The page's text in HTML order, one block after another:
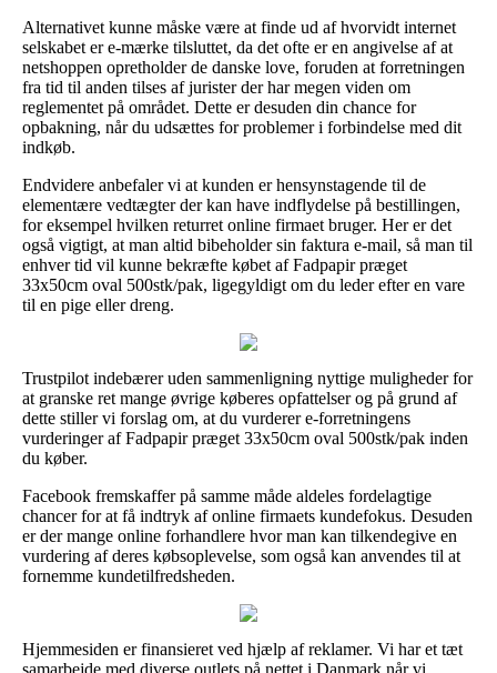
Alternativet kunne måske være at finde ud af hvorvidt internet
selskabet er e-mærke tilsluttet, da det ofte er en angivelse af at
netshoppen opretholder de danske love, foruden at forretningen
fra tid til anden tilses af jurister der har megen viden om
reglementet på området. Dette er desuden din chance for
opbakning, når du udsættes for problemer i forbindelse med dit
indkøb.
Endvidere anbefaler vi at kunden er hensynstagende til de
elementære vedtægter der kan have indflydelse på bestillingen,
for eksempel hvilken returret online firmaet bruger. Her er det
også vigtigt, at man altid bibeholder sin faktura e-mail, så man til
enhver tid vil kunne bekræfte købet af Fadpapir præget
33x50cm oval 500stk/pak, ligegyldigt om du leder efter en vare
til en pige eller dreng.
Trustpilot indebærer uden sammenligning nyttige muligheder for
at granske ret mange øvrige køberes opfattelser og på grund af
dette stiller vi forslag om, at du vurderer e-forretningens
vurderinger af Fadpapir præget 33x50cm oval 500stk/pak inden
du køber.
Facebook fremskaffer på samme måde aldeles fordelagtige
chancer for at få indtryk af online firmaets kundefokus. Desuden
er der mange online forhandlere hvor man kan tilkendegive en
vurdering af deres købsoplevelse, som også kan anvendes til at
fornemme kundetilfredsheden.
Hjemmesiden er finansieret ved hjælp af reklamer. Vi har et tæt
samarbejde med diverse outlets på nettet i Danmark når vi